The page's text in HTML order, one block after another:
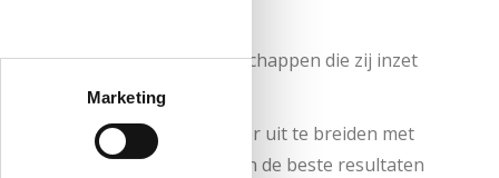
Marketing
en doelgericht, eigenschappen die zij inzet
kwaliteit te bieden.
opgedane ervaring verder uit te breiden met
met het team te werken aan de beste resultaten